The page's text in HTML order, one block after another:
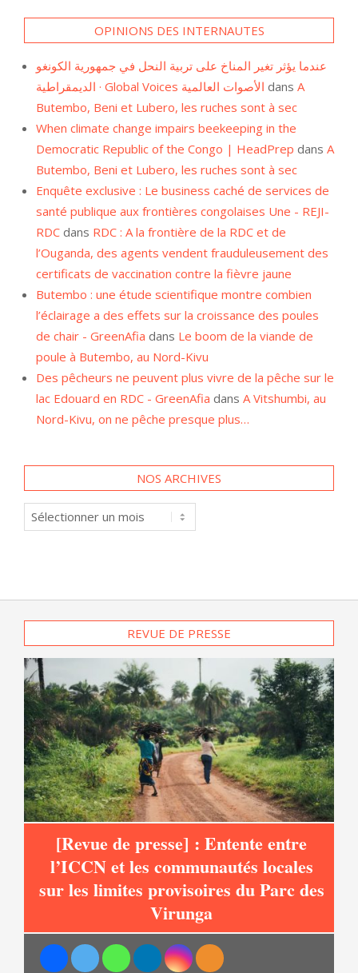
OPINIONS DES INTERNAUTES
عندما يؤثر تغير المناخ على تربية النحل في جمهورية الكونغو
الديمقراطية · Global Voices الأصوات العالمية dans A
Butembo, Beni et Lubero, les ruches sont à sec
When climate change impairs beekeeping in the
Democratic Republic of the Congo | HeadPrep dans A
Butembo, Beni et Lubero, les ruches sont à sec
Enquête exclusive : Le business caché de services de
santé publique aux frontières congolaises Une - REJI-
RDC dans RDC : A la frontière de la RDC et de
l’Ouganda, des agents vendent frauduleusement des
certificats de vaccination contre la fièvre jaune
Butembo : une étude scientifique montre combien
l’éclairage a des effets sur la croissance des poules
de chair - GreenAfia dans Le boom de la viande de
poule à Butembo, au Nord-Kivu
Des pêcheurs ne peuvent plus vivre de la pêche sur le
lac Edouard en RDC - GreenAfia dans A Vitshumbi, au
Nord-Kivu, on ne pêche presque plus…
NOS ARCHIVES
Nos
archives
REVUE DE PRESSE
[Revue de presse] : Entente entre
l’ICCN et les communautés locales
sur les limites provisoires du Parc des
Virunga